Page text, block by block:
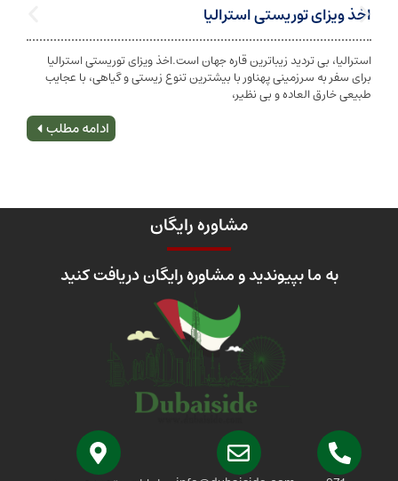
توریستی استرالیا
تردید زیباترین قاره جهان است.اخذ ویزای توریستی استرالیا
سرزمینی پهناور با بیشترین تنوع زیستی و گیاهی، با عجایب
العاده و بی نظیر،
تابعیت و اخذ
شخص به دولت
مشاوره رایگان
بپیوندید و مشاوره رایگان دریافت کنید